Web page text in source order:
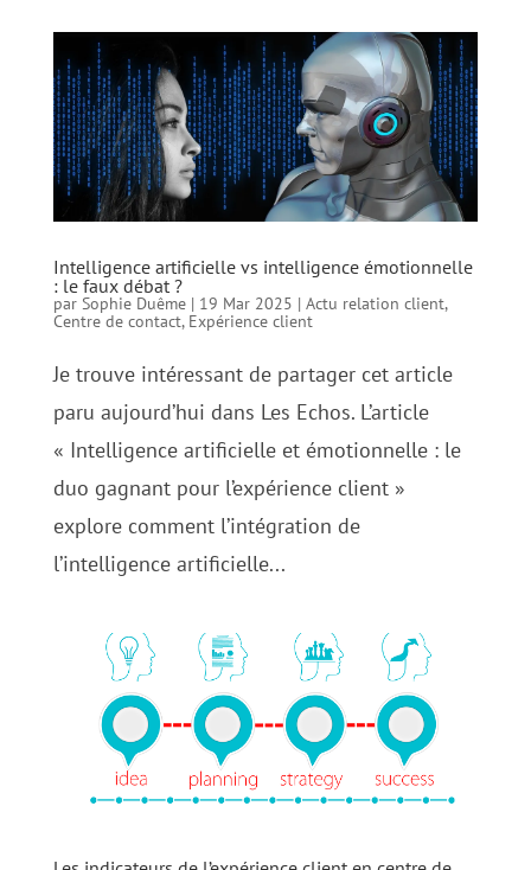
Intelligence artificielle vs intelligence émotionnelle
: le faux débat ?
par Sophie Duême| 19 Mar 2025 | Actu relation client,
Centre de contact, Expérience client
Je trouve intéressant de partager cet article
paru aujourd’hui dans Les Echos. L’article
« Intelligence artificielle et émotionnelle : le
duo gagnant pour l’expérience client »
explore comment l’intégration de
l’intelligence artificielle...